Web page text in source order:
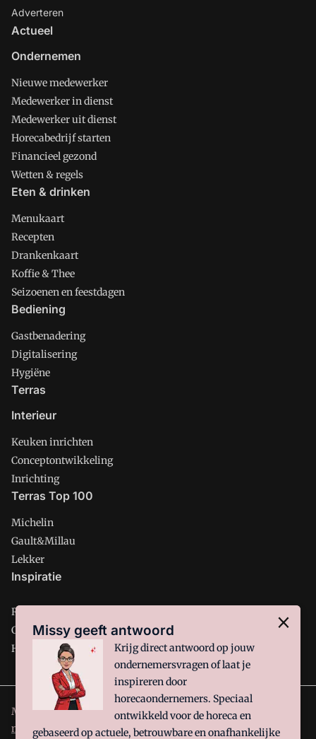
Adverteren
Actueel
Ondernemen
Nieuwe medewerker
Medewerker in dienst
Medewerker uit dienst
Horecabedrijf starten
Financieel gezond
Wetten & regels
Eten & drinken
Menukaart
Recepten
Drankenkaart
Koffie & Thee
Seizoenen en feestdagen
Bediening
Gastbenadering
Digitalisering
Hygiëne
Terras
Interieur
Keuken inrichten
Conceptontwikkeling
Inrichting
Terras Top 100
Michelin
Gault&Millau
Lekker
Inspiratie
Restaurant
Café
Hotel
Misset Horeca is onderdeel van VMN media. Lees in
manifestwaar VMN media voor staat. Op gebruik van deze
Missy geeft antwoord
Krijg direct antwoord op jouw
ondernemersvragen of laat je
inspireren door
horecaondernemers. Speciaal
ontwikkeld voor de horeca en
gebaseerd op actuele, betrouwbare en onafhankelijke